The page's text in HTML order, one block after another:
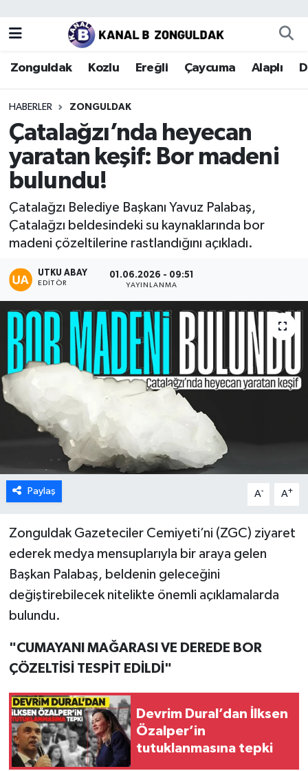
Zonguldak Kozlu Ereğli Çaycuma Alaplı
HABERLER ZONGULDAK
Çatalağzı’nda heyecan
yaratan keşif: Bor madeni
bulundu!
Çatalağzı Belediye Başkanı Yavuz Palabaş,
Çatalağzı beldesindeki su kaynaklarında bor
madeni çözeltilerine rastlandığını açıkladı.
UTKU ABAY
EDITÖR
01.06.2026 - 09:51
YAYINLANMA
Paylaş A- A+
Zonguldak Gazeteciler Cemiyeti’ni (ZGC) ziyaret
ederek medya mensuplarıyla bir araya gelen
Başkan Palabaş, beldenin geleceğini
değiştirebilecek nitelikte önemli açıklamalarda
bulundu.
"CUMAYANI MAĞARASI VE DEREDE BOR
ÇÖZELTİSİ TESPİT EDİLDİ"
Devrim Dural’dan İlksen
Özalper’in
tutuklanmasına tepki
Zonguldak
Kozlu
Ereğli
Çaycuma
Alaplı
Devrek
Karabük
Spor
Zonguldak Nöbetçi Eczaneler
Zonguldak Hava Durumu
Zonguldak Trafik Yoğunluk Haritası
Puan Durumu ve Fikstür
Tüm Manşetler
Son Dakika Haberleri